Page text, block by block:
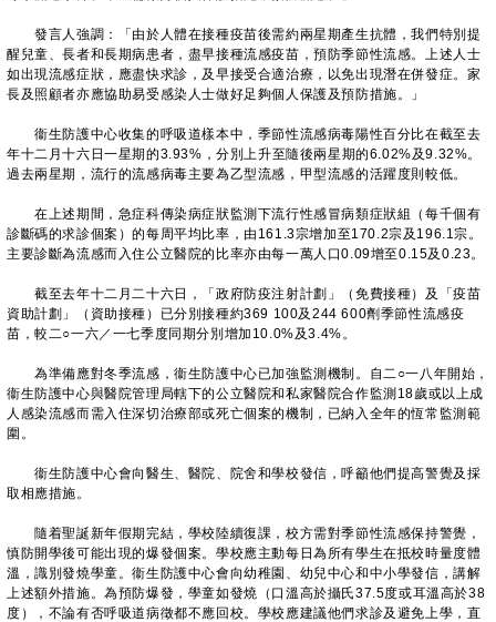
發言人強調：「由於人體在接種疫苗後需約兩星期產生抗體，我們特別提
醒兒童、長者和長期病患者，盡早接種流感疫苗，預防季節性流感。上述人士
如出現流感症狀，應盡快求診，及早接受合適治療，以免出現潛在併發症。家
長及照顧者亦應協助易受感染人士做好足夠個人保護及預防措施。」
衞生防護中心收集的呼吸道樣本中，季節性流感病毒陽性百分比在截至去
年十二月十六日一星期的3.93%，分別上升至隨後兩星期的6.02%及9.32%。
過去兩星期，流行的流感病毒主要為乙型流感，甲型流感的活躍度則較低。
在上述期間，急症科傳染病症狀監測下流行性感冒病類症狀組（每千個有
診斷碼的求診個案）的每周平均比率，由161.3宗增加至170.2宗及196.1宗。
主要診斷為流感而入住公立醫院的比率亦由每一萬人口0.09增至0.15及0.23。
截至去年十二月二十六日，「政府防疫注射計劃」（免費接種）及「疫苗
資助計劃」（資助接種）已分別接種約369 100及244 600劑季節性流感疫
苗，較二○一六／一七季度同期分別增加10.0%及3.4%。
為準備應對冬季流感，衞生防護中心已加強監測機制。自二○一八年開始，
衞生防護中心與醫院管理局轄下的公立醫院和私家醫院合作監測18歲或以上成
人感染流感而需入住深切治療部或死亡個案的機制，已納入全年的恆常監測範
圍。
衞生防護中心會向醫生、醫院、院舍和學校發信，呼籲他們提高警覺及採
取相應措施。
隨着聖誕新年假期完結，學校陸續復課，校方需對季節性流感保持警覺，
慎防開學後可能出現的爆發個案。學校應主動每日為所有學生在抵校時量度體
溫，識別發燒學童。衞生防護中心會向幼稚園、幼兒中心和中小學發信，講解
上述額外措施。為預防爆發，學童如發燒（口溫高於攝氏37.5度或耳溫高於38
度），不論有否呼吸道病徵都不應回校。學校應建議他們求診及避免上學，直